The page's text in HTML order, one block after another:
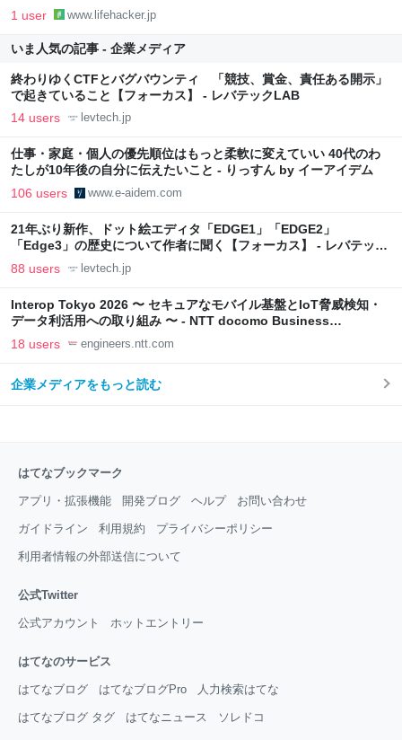
1 user www.lifehacker.jp
いま人気の記事 - 企業メディア
終わりゆくCTFとバグバウンティ 「競技、賞金、責任ある開示」
で起きていること【フォーカス】 - レバテックLAB
14 users levtech.jp
仕事・家庭・個人の優先順位はもっと柔軟に変えていい 40代のわ
たしが10年後の自分に伝えたいこと - りっすん by イーアイデム
106 users www.e-aidem.com
21年ぶり新作、ドット絵エディタ「EDGE1」「EDGE2」
「Edge3」の歴史について作者に聞く【フォーカス】 - レバテック
LAB
88 users levtech.jp
Interop Tokyo 2026 〜 セキュアなモバイル基盤とIoT脅威検知・
データ利活用への取り組み 〜 - NTT docomo Business
Engineers' Blog
18 users engineers.ntt.com
企業メディアをもっと読む
はてなブックマーク
アプリ・拡張機能 開発ブログ ヘルプ お問い合わせ
ガイドライン 利用規約 プライバシーポリシー
利用者情報の外部送信について
公式Twitter
公式アカウント ホットエントリー
はてなのサービス
はてなブログ はてなブログPro 人力検索はてな
はてなブログ タグ はてなニュース ソレドコ